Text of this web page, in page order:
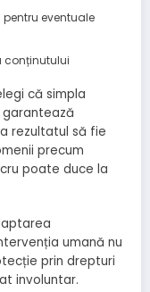
eventuale
conținutului
că simpla
garantează
rezultatul să fie
precum
poate duce la
umană nu
prin drepturi
involuntar.